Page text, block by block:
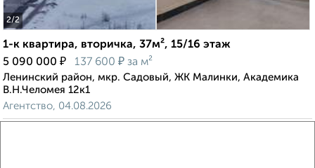
2/2
1-к квартира, вторичка, 37м², 15/16 этаж
5 090 000 ₽ 137 600 ₽ за м²
Ленинский район, мкр. Садовый, ЖК Малинки, Академика
В.Н.Челомея 12к1
Агентство, 04.08.2026